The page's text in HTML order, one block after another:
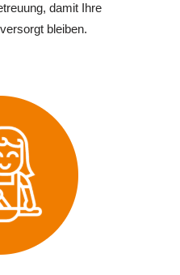
damit Ihre
bleiben.